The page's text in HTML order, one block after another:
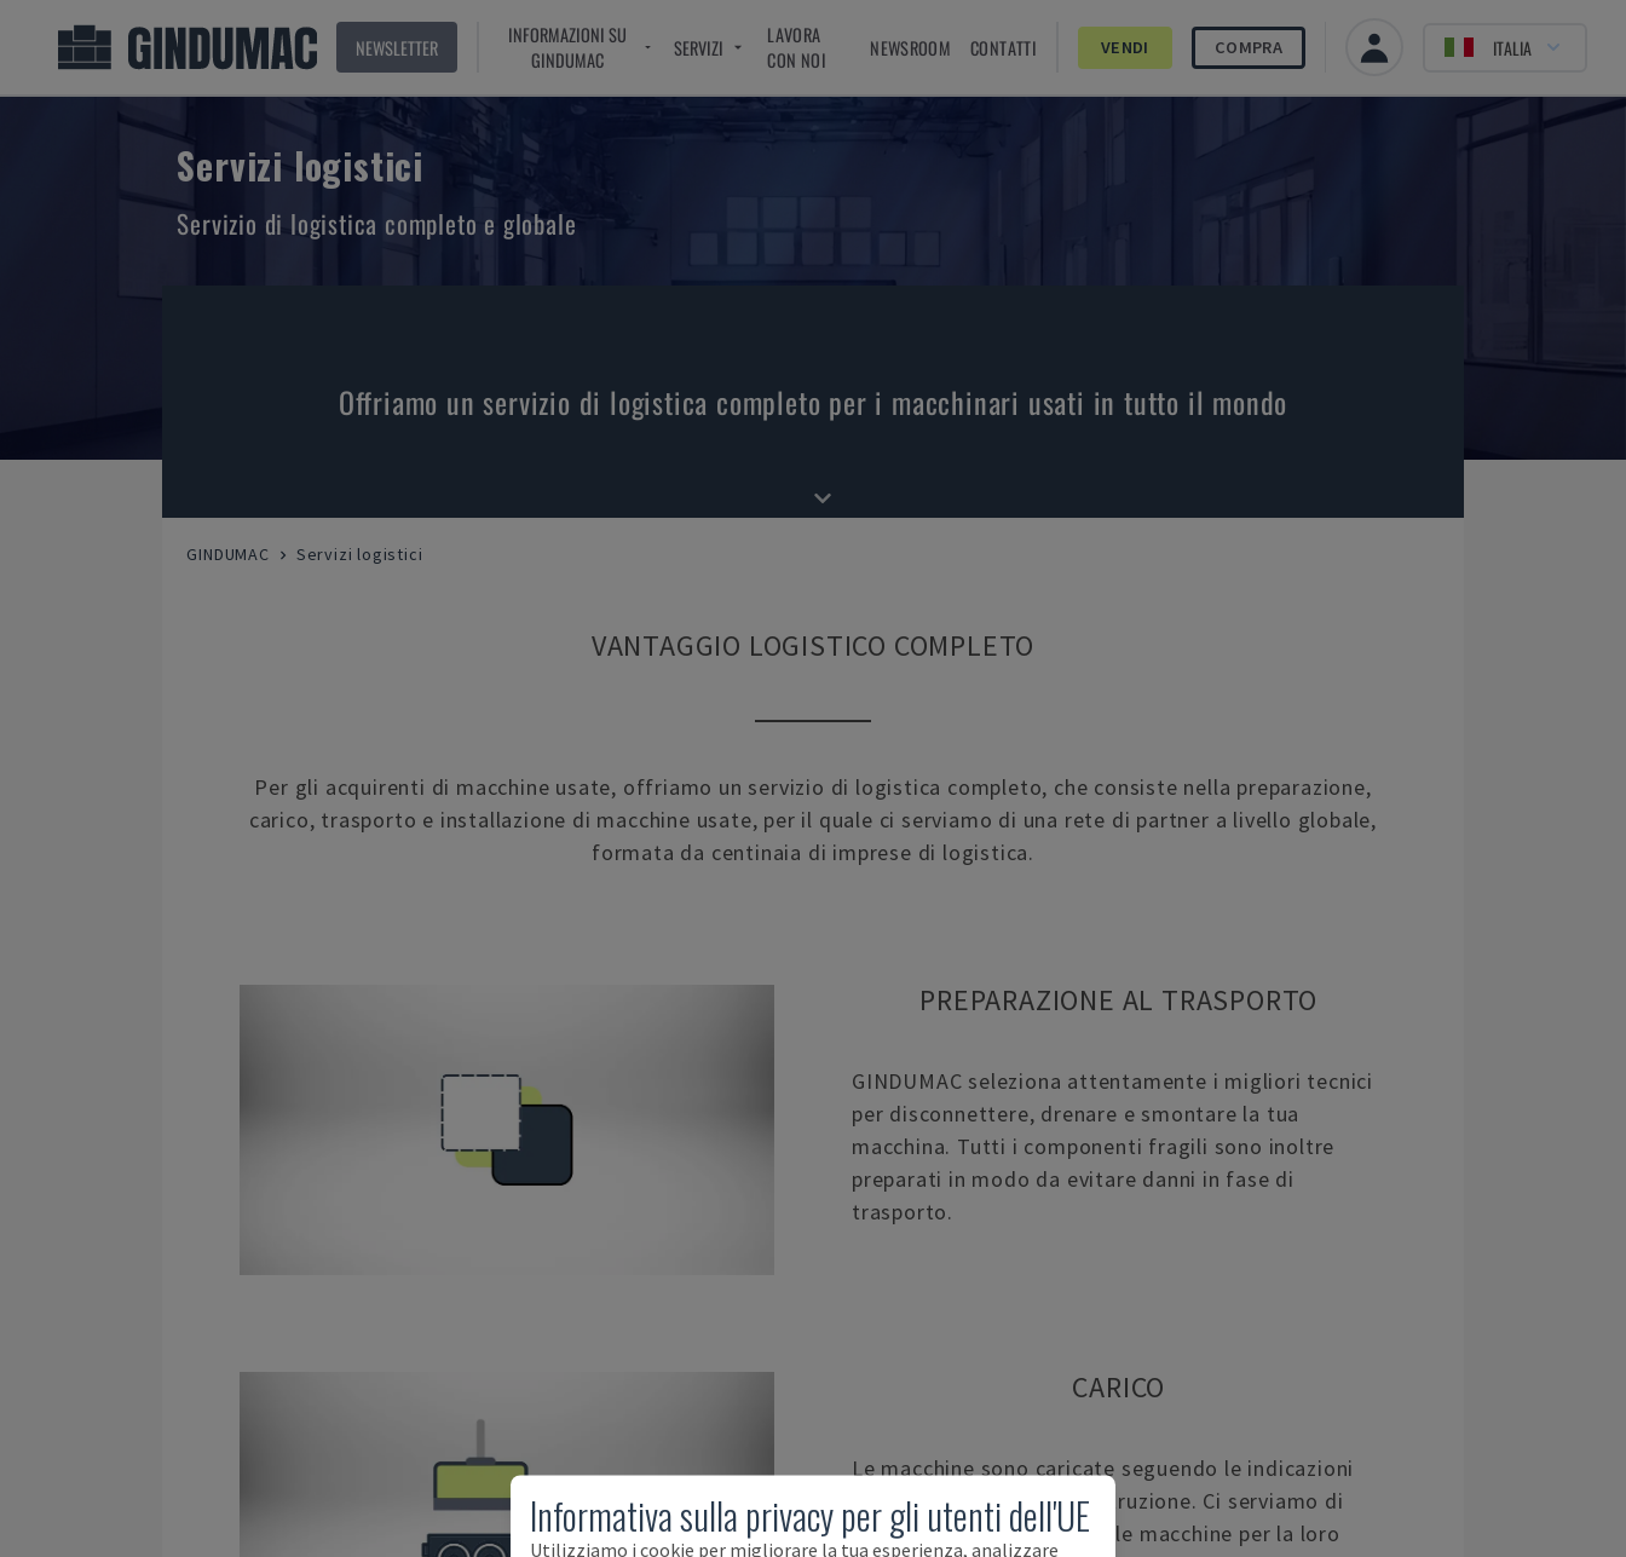
NEWSLETTER
INFORMAZIONI SU
GINDUMAC
SERVIZI
LAVORA
CON NOI
NEWSROOM CONTATTI VENDI COMPRA ITALIA
Servizi logistici
Servizio di logistica completo e globale
Offriamo un servizio di logistica completo per i macchinari usati in tutto il mondo
GINDUMAC Servizi logistici
VANTAGGIO LOGISTICO COMPLETO
Per gli acquirenti di macchine usate, offriamo un servizio di logistica completo, che consiste nella preparazione,
carico, trasporto e installazione di macchine usate, per il quale ci serviamo di una rete di partner a livello globale,
formata da centinaia di imprese di logistica.
PREPARAZIONE AL TRASPORTO
GINDUMAC seleziona attentamente i migliori tecnici
per disconnettere, drenare e smontare la tua
macchina. Tutti i componenti fragili sono inoltre
preparati in modo da evitare danni in fase di
trasporto.
CARICO
Le macchine sono caricate seguendo le indicazioni
dei rispettivi manuali di istruzione. Ci serviamo di
aziende locali per caricare le macchine per la loro
Informativa sulla privacy per gli utenti dell'UE
Utilizziamo i cookie per migliorare la tua esperienza, analizzare